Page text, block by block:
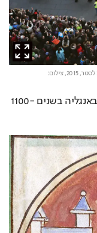
צילום:
הנרי, בנו הרביעי של ויליאם הכובש, שלט באנגליה בשנים 1100-